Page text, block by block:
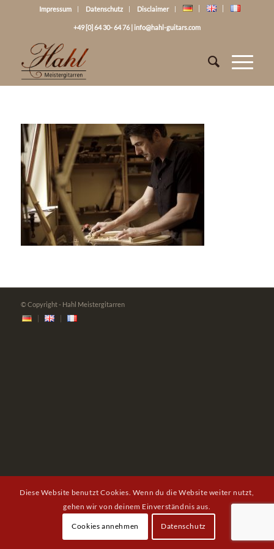
Impressum Datenschutz Disclaimer
+49 [0] 64 30- 64 76|info@hahl-guitars.com
© Copyright - Hahl Meistergitarren
Diese Website benutzt Cookies. Wenn du die Website weiter nutzt,
gehen wir von deinem Einverständnis aus.
Cookies annehmen Datenschutz